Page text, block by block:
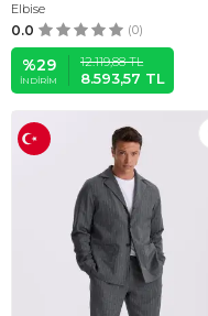
Elbise
0.0 (0)
%29
İNDIRIM
12.119,88TL
8.593,57 TL